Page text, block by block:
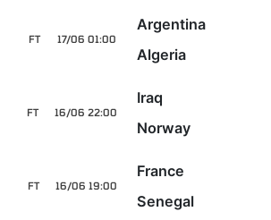
17/06 01:00
FT
Argentina
Algeria
16/06 22:00
FT
Iraq
Norway
16/06 19:00
FT
France
Senegal